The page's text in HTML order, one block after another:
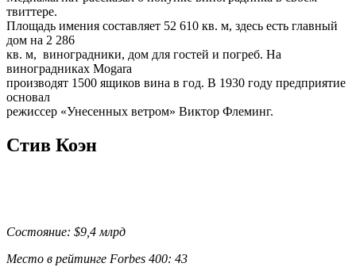
твиттере.
Площадь имения составляет 52 610 кв. м, здесь есть главный
дом на 2 286
кв. м, виноградники, дом для гостей и погреб. На
виноградниках Mogara
производят 1500 ящиков вина в год. В 1930 году предприятие
основал
режиссер «Унесенных ветром» Виктор Флеминг.
Стив Коэн
Состояние: $9,4 млрд
Место в рейтинге Forbes 400: 43